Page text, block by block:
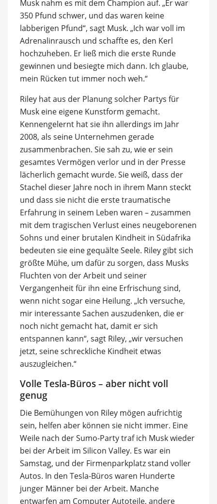
Musk nahm es mit dem Champion auf. „Er war
350 Pfund schwer, und das waren keine
labberigen Pfund“, sagt Musk. „Ich war voll im
Adrenalinrausch und schaffte es, den Kerl
hochzuheben. Er ließ mich die erste Runde
gewinnen und besiegte mich dann. Ich glaube,
mein Rücken tut immer noch weh.“
Riley hat aus der Planung solcher Partys für
Musk eine eigene Kunstform gemacht.
Kennengelernt hat sie ihn allerdings im Jahr
2008, als seine Unternehmen gerade
zusammenbrachen. Sie sah zu, wie er sein
gesamtes Vermögen verlor und in der Presse
lächerlich gemacht wurde. Sie weiß, dass der
Stachel dieser Jahre noch in ihrem Mann steckt
und dass sie nicht die erste traumatische
Erfahrung in seinem Leben waren – zusammen
mit dem tragischen Verlust eines neugeborenen
Sohns und einer brutalen Kindheit in Südafrika
bedeuten sie eine gequälte Seele. Riley gibt sich
größte Mühe, um dafür zu sorgen, dass Musks
Fluchten von der Arbeit und seiner
Vergangenheit für ihn eine Erfrischung sind,
wenn nicht sogar eine Heilung. „Ich versuche,
mir interessante Sachen auszudenken, die er
noch nicht gemacht hat, damit er sich
entspannen kann“, sagt Riley, „wir versuchen
jetzt, seine schreckliche Kindheit etwas
auszugleichen.“
Volle Tesla-Büros – aber nicht voll
genug
Die Bemühungen von Riley mögen aufrichtig
sein, helfen aber können sie nicht immer. Eine
Weile nach der Sumo-Party traf ich Musk wieder
bei der Arbeit im Silicon Valley. Es war ein
Samstag, und der Firmenparkplatz stand voller
Autos. In den Tesla-Büros waren Hunderte
junger Männer bei der Arbeit. Manche
entwarfen am Computer Autoteile, andere